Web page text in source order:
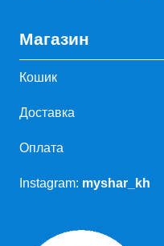
Магазин
Кошик
Доставка
Оплата
Instagram: myshar_kh